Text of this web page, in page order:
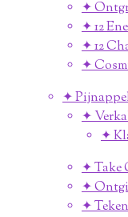
✦
✦ 12
✦ 12
✦
✦
✦
✦
✦ Take
✦
✦